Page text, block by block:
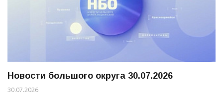
Новости большого округа 30.07.2026
30.07.2026